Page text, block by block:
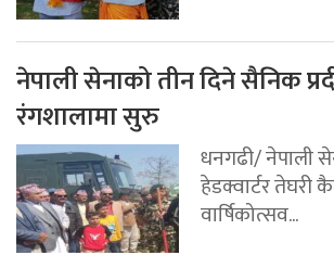
नेपाली सेनाको तीन दिने सैनिक
रंगशालामा सुरु
धनगढी/ नेपाली
हेडक्वार्टर
वार्षिकोत्सव...